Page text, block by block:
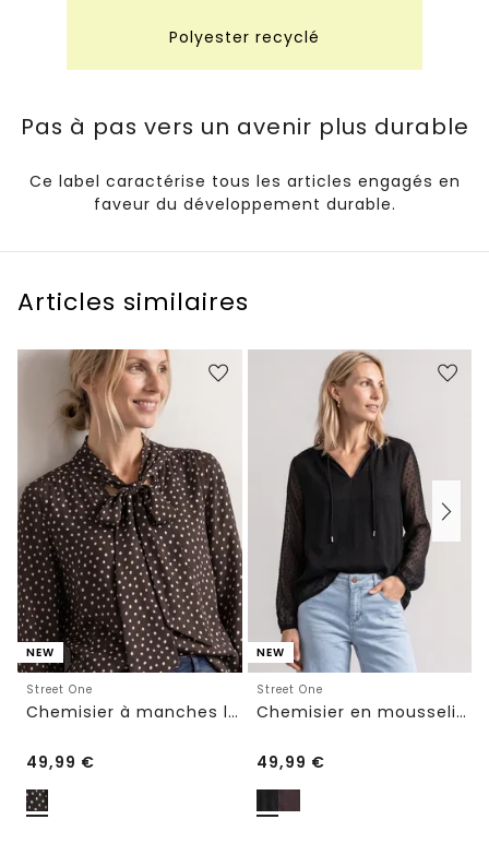
Polyester recyclé
Pas à pas vers un avenir plus durable
Ce label caractérise tous les articles engagés en
faveur du développement durable.
Articles similaires
NEW
Street One
Chemisier à manches longues avec nœud décoratif
49,99 €
NEW
Street One
Chemisier en mousseline avec encolure fendue et nouage
49,99 €